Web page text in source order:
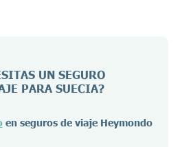
UN SEGURO
PARA SUECIA?
en seguros de viaje Heymondo